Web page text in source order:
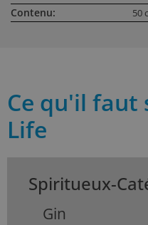
Contenu: 50
Ce qu'il faut
Life
Spiritueux-
Gin